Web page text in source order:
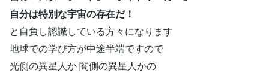
自分は特別な宇宙の存在だ！
と自負し認識している方々になります
地球での学び方が中途半端ですので
光側の異星人か 闇側の異星人かの